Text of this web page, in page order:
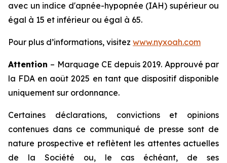
avec un indice d'apnée-hypopnée (IAH) supérieur ou
égal à 15 et inférieur ou égal à 65.
Pour plus d’informations, visitez www.nyxoah.com
Attention – Marquage CE depuis 2019. Approuvé par
la FDA en août 2025 en tant que dispositif disponible
uniquement sur ordonnance.
Certaines déclarations, convictions et opinions
contenues dans ce communiqué de presse sont de
nature prospective et reflètent les attentes actuelles
de la Société ou, le cas échéant, de ses